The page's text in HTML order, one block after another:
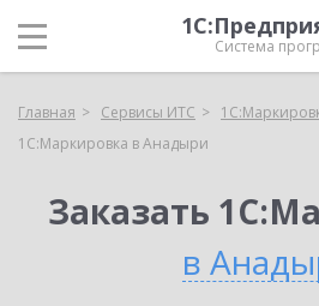
Система
Главная Сервисы ИТС
1С:Маркировка в Анадыри
Заказать
в